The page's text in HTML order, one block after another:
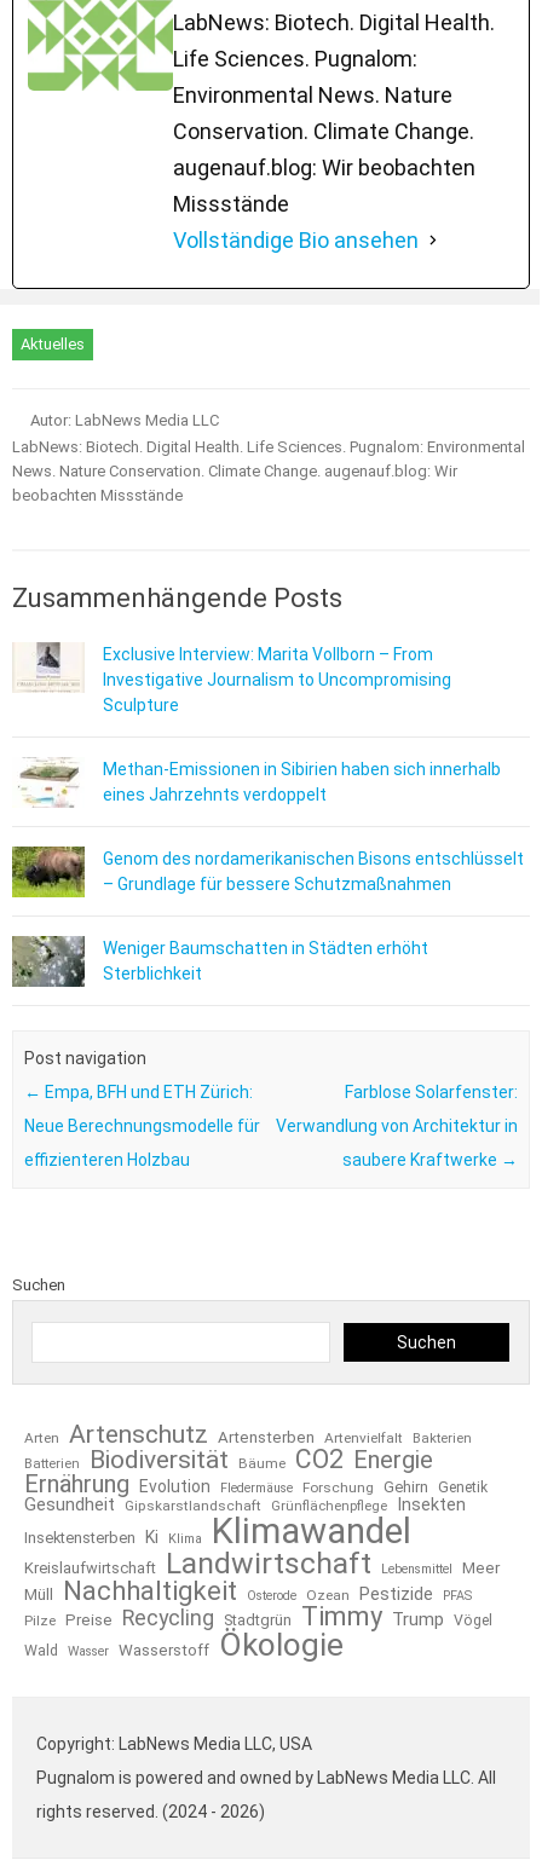
LabNews: Biotech. Digital Health.
Life Sciences. Pugnalom:
Environmental News. Nature
Conservation. Climate Change.
augenauf.blog: Wir beobachten
Missstände
Vollständige Bio ansehen
Aktuelles
Autor: LabNews Media LLC
LabNews: Biotech. Digital Health. Life Sciences. Pugnalom: Environmental
News. Nature Conservation. Climate Change. augenauf.blog: Wir
beobachten Missstände
Zusammenhängende Posts
Exclusive Interview: Marita Vollborn – From
Investigative Journalism to Uncompromising
Sculpture
Methan-Emissionen in Sibirien haben sich innerhalb
eines Jahrzehnts verdoppelt
Genom des nordamerikanischen Bisons entschlüsselt
– Grundlage für bessere Schutzmaßnahmen
Weniger Baumschatten in Städten erhöht
Sterblichkeit
Post navigation
← Empa, BFH und ETH Zürich:
Neue Berechnungsmodelle für
effizienteren Holzbau
Farblose Solarfenster:
Verwandlung von Architektur in
saubere Kraftwerke →
Suchen
Suchen
Arten Artenschutz Artensterben Artenvielfalt
Bakterien
Batterien
Biodiversität Bäume CO2 Energie
Ernährung
Evolution Fledermäuse Forschung Gehirn Genetik
Gesundheit Gipskarstlandschaft Grünflächenpflege Insekten
Insektensterben Ki Klima Klimawandel
Kreislaufwirtschaft Landwirtschaft Lebensmittel
Meer
Müll
Nachhaltigkeit Osterode Ozean Pestizide PFAS
Pilze Preise Recycling Stadtgrün Timmy Trump
Vögel
Wald
Wasser Wasserstoff Ökologie
Copyright: LabNews Media LLC, USA
Pugnalom is powered and owned by LabNews Media LLC. All
rights reserved. (2024 - 2026)